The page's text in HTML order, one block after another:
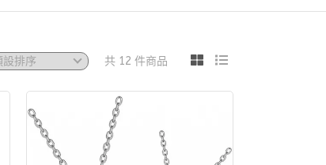
共 12 件商品